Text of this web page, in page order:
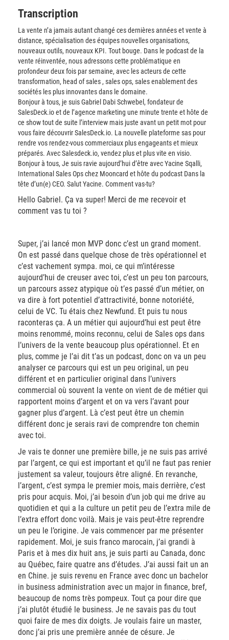
Transcription
La vente n’a jamais autant changé ces dernières années et vente à
distance, spécialisation des équipes nouvelles organisations,
nouveaux outils, nouveaux KPI. Tout bouge. Dans le podcast de la
vente réinventée, nous adressons cette problématique en
profondeur deux fois par semaine, avec les acteurs de cette
transformation, head of sales , sales ops, sales enablement des
sociétés les plus innovantes dans le domaine.
Bonjour à tous, je suis Gabriel Dabi Schwebel, fondateur de
SalesDeck.io et de l’agence marketing une minute trente et hôte de
ce show tout de suite l’interview mais juste avant un petit mot pour
vous faire découvrir SalesDeck.io. La nouvelle plateforme sas pour
rendre vos rendez-vous commerciaux plus engageants et mieux
préparés. Avec Salesdeck.io, vendez plus et plus vite en visio.
Bonjour à tous, Je suis ravie aujourd’hui d’être avec Yacine Sqalli,
International Sales Ops chez Mooncard et hôte du podcast Dans la
tête d’un(e) CEO. Salut Yacine. Comment vas-tu?
Hello Gabriel. Ça va super! Merci de me recevoir et
comment vas tu toi ?
Super, j’ai lancé mon MVP donc c’est un grand moment.
On est passé dans quelque chose de très opérationnel et
c’est vachement sympa. moi, ce qui m’intéresse
aujourd’hui de creuser avec toi, c’est un peu ton parcours,
un parcours assez atypique où t’es passé d’un métier, on
va dire à fort potentiel d’attractivité, bonne notoriété,
celui de VC. Tu étais chez Newfund. Et puis tu nous
raconteras ça. A un métier qui aujourd’hui est peut être
moins renommé, moins reconnu, celui de Sales ops dans
l’univers de la vente beaucoup plus opérationnel. Et en
plus, comme je l’ai dit t’as un podcast, donc on va un peu
analyser ce parcours qui est un peu original, un peu
différent et en particulier original dans l’univers
commercial où souvent la vente on vient de de métier qui
rapportent moins d’argent et on va vers l’avant pour
gagner plus d’argent. Là c’est peut être un chemin
différent donc je serais ravi de comprendre ton chemin
avec toi.
Je vais te donner une première bille, je ne suis pas arrivé
par l’argent, ce qui est important et qu’il ne faut pas renier
justement sa valeur, toujours être aligné. En revanche,
l’argent, c’est sympa le premier mois, mais derrière, c’est
pris pour acquis. Moi, j’ai besoin d’un job qui me drive au
quotidien et qui a la culture un petit peu de l’extra mile de
l’extra effort donc voilà. Mais je vais peut-être reprendre
un peu le l’origine. Je vais commencer par me présenter
rapidement. Moi, je suis franco marocain, j’ai grandi à
Paris et à mes dix huit ans, je suis parti au Canada, donc
au Québec, faire quatre ans d’études. J’ai aussi fait un an
en Chine. je suis revenu en France avec donc un bachelor
in business administration avec un major in finance, bref,
beaucoup de noms très pompeux. Tout ça pour dire que
j’ai plutôt étudié le business. Je ne savais pas du tout
quoi faire de mes dix doigts. Je voulais faire un master,
donc j’ai pris une première année de césure. Je